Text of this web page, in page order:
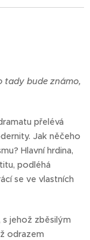
tady bude známo,
přelévá
Jak něčeho
Hlavní hrdina,
podléhá
se ve vlastních
jehož zběsilým
odrazem